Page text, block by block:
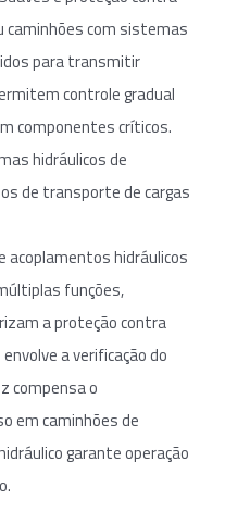
caminhões com sistemas
para transmitir
controle gradual
componentes críticos.
hidráulicos de
de transporte de cargas
acoplamentos hidráulicos
funções,
a proteção contra
a verificação do
compensa o
em caminhões de
garante operação